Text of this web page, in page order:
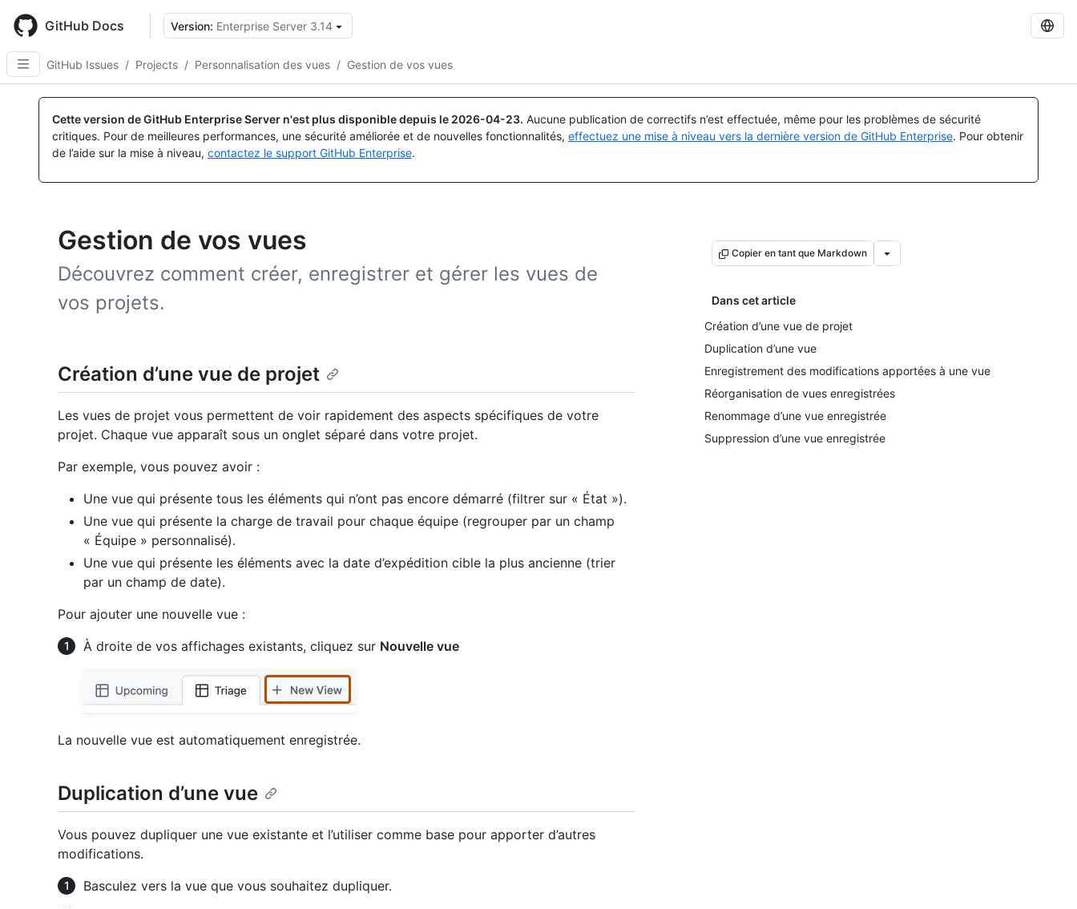
main
content
GitHub Docs Version: Enterprise Server 3.14
GitHub Issues / Projects / Personnalisation des vues / Gestion de vos vues
Cette version de GitHub Enterprise Server n'est plus disponible depuis le 2026-04-23. Aucune publication de correctifs n’est effectuée, même pour les problèmes de sécurité
critiques. Pour de meilleures performances, une sécurité améliorée et de nouvelles fonctionnalités, effectuez une mise à niveau vers la dernière version de GitHub Enterprise. Pour obtenir
de l’aide sur la mise à niveau, contactez le support GitHub Enterprise.
Gestion de vos vues
Découvrez comment créer, enregistrer et gérer les vues de
vos projets.
Copier en tant que Markdown
Dans cet article
Création d’une vue de projet
Duplication d’une vue
Enregistrement des modifications apportées à une vue
Réorganisation de vues enregistrées
Renommage d’une vue enregistrée
Suppression d’une vue enregistrée
Création d’une vue de projet
Les vues de projet vous permettent de voir rapidement des aspects spécifiques de votre
projet. Chaque vue apparaît sous un onglet séparé dans votre projet.
Par exemple, vous pouvez avoir :
Une vue qui présente tous les éléments qui n’ont pas encore démarré (filtrer sur « État »).
Une vue qui présente la charge de travail pour chaque équipe (regrouper par un champ
« Équipe » personnalisé).
Une vue qui présente les éléments avec la date d’expédition cible la plus ancienne (trier
par un champ de date).
Pour ajouter une nouvelle vue :
À droite de vos affichages existants, cliquez sur Nouvelle vue
La nouvelle vue est automatiquement enregistrée.
Duplication d’une vue
Vous pouvez dupliquer une vue existante et l’utiliser comme base pour apporter d’autres
modifications.
Basculez vers la vue que vous souhaitez dupliquer.